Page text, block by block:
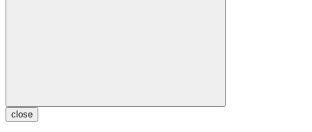
close